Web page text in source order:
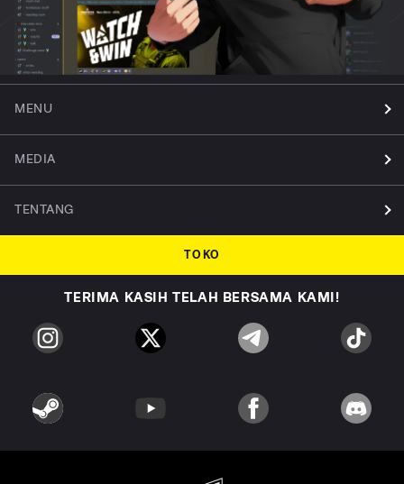
MENU
MEDIA
TENTANG
TOKO
TERIMA KASIH TELAH BERSAMA KAMI!